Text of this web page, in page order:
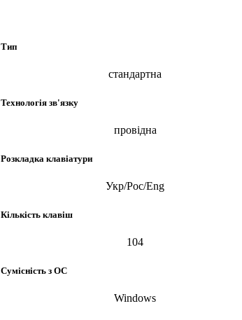
Тип
стандартна
Технологія зв'язку
провідна
Розкладка клавіатури
Укр/Рос/Eng
Кількість клавіш
104
Сумісність з ОС
Windows